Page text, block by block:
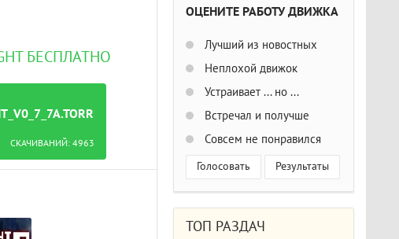
БЕСПЛАТНО
СКАЧИВАНИЙ: 4963
ОЦЕНИТЕ РАБОТУ ДВИЖКА
Лучший из новостных
Неплохой движок
Устраивает ... но ...
Встречал и получше
Совсем не понравился
Голосовать Результаты
ТОП РАЗДАЧ